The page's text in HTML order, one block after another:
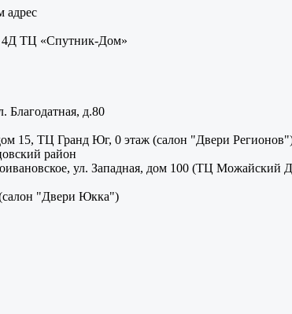
адрес
4Д ТЦ «Спутник-Дом»
Благодатная, д.80
15, ТЦ Гранд Юг, 0 этаж (салон "Двери
район
ул. Западная, дом 100 (ТЦ Можайский
"Двери Юкка")